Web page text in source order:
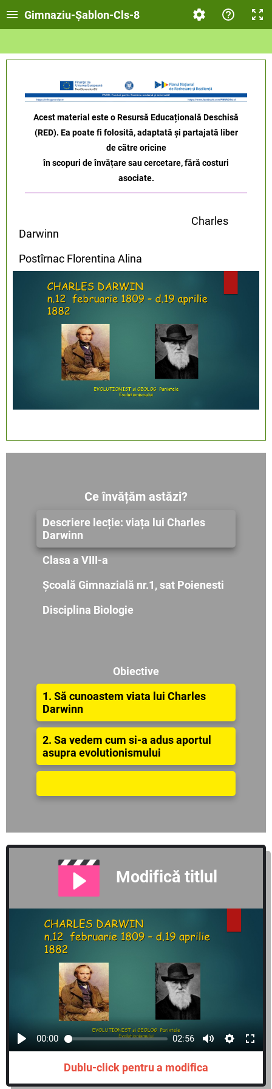
Gimnaziu-Șablon-Cls-8
Acest material este o Resursă Educațională Deschisă
(RED). Ea poate fi folosită, adaptată și partajată liber
de către oricine
în scopuri de învățare sau cercetare, fără costuri
asociate.
Charles
Darwinn
Postîrnac Florentina Alina
Ce învățăm astăzi?
Descriere lecție: viața lui Charles
Darwinn
Clasa a VIII-a
Școală Gimnazială nr.1, sat Poienesti
Disciplina Biologie
Obiective
1. Să cunoastem viata lui Charles
Darwinn
2. Sa vedem cum si-a adus aportul
asupra evolutionismului
Modifică titlul
00:00 02:56
Dublu-click pentru a modifica